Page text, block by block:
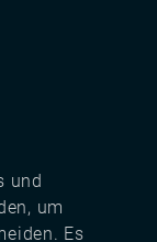
und
um
Es